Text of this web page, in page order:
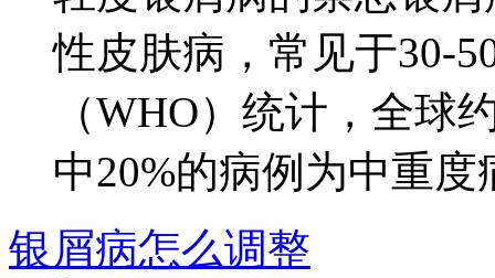
性皮肤病，常见于30-
（WHO）统计，全球
中20%的病例为中重度
银屑病怎么调整